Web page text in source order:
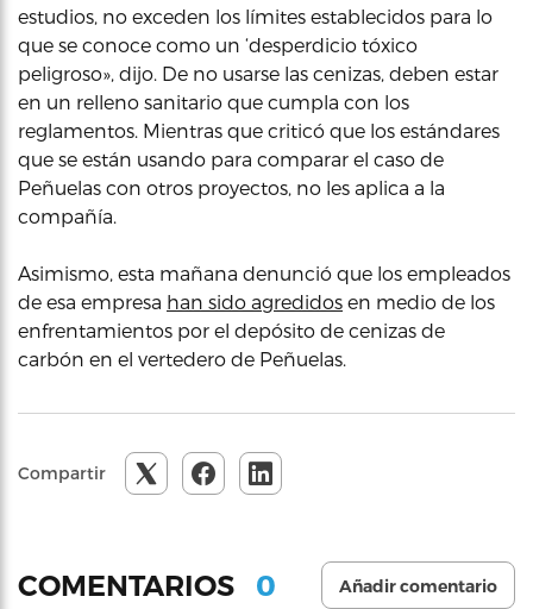
estudios, no exceden los límites establecidos para lo
que se conoce como un ‘desperdicio tóxico
peligroso», dijo. De no usarse las cenizas, deben estar
en un relleno sanitario que cumpla con los
reglamentos. Mientras que criticó que los estándares
que se están usando para comparar el caso de
Peñuelas con otros proyectos, no les aplica a la
compañía.
Asimismo, esta mañana denunció que los empleados
de esa empresa han sido agredidos en medio de los
enfrentamientos por el depósito de cenizas de
carbón en el vertedero de Peñuelas.
Compartir
COMENTARIOS 0 Añadir comentario